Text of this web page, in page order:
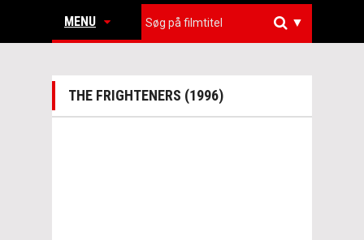
MENU ▼
THE FRIGHTENERS (1996)